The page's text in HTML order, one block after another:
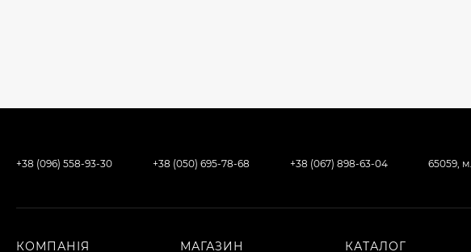
+38 (096) 558-93-30 +38 (050) 695-78-68 +38 (067) 898-63-04 65059,
КОМПАНІЯ МАГАЗИН КАТАЛОГ